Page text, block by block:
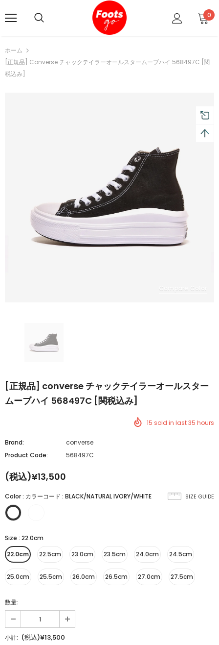
0
ホーム
[正規品] Converse チャックテイラーオールスタームーブハイ 568497C [関
税込み]
Compare Color
[正規品] converse チャックテイラーオールスター
ムーブハイ 568497C [関税込み]
15 sold in last35 hours
Brand:
converse
Product Code:
568497C
(税込)¥13,500
SIZE GUIDE
Color: カラーコード : BLACK/NATURAL IVORY/WHITE
Size : 22.0cm
22.0cm
22.5cm 23.0cm 23.5cm 24.0cm 24.5cm
25.0cm 25.5cm 26.0cm 26.5cm 27.0cm 27.5cm
数量:
小計: (税込)¥13,500